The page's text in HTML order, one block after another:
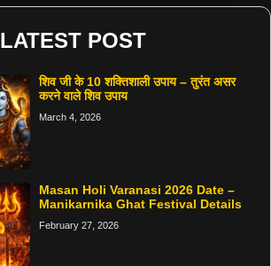
LATEST POST
शिव जी के 10 शक्तिशाली उपाय – तुरंत असर
करने वाले शिव उपाय
March 4, 2026
Masan Holi Varanasi 2026 Date –
Manikarnika Ghat Festival Details
February 27, 2026